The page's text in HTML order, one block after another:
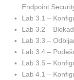
Endpoint
Lab 3.1 –
Lab 3.2 –
Lab 3.3 –
Lab 3.4 –
Lab 3.5 –
Lab 4.1 –